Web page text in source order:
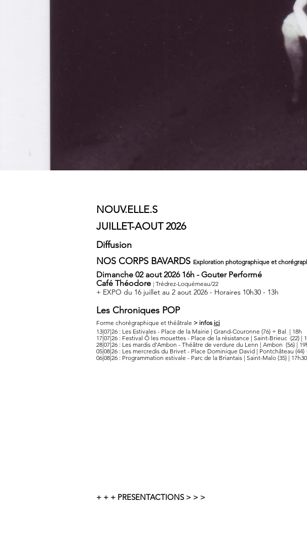
NOUV.ELLE.S
JUILLET-AOUT 2026
Diffusion
NOS CORPS BAVARDS Exploration photographique et
Dimanche 02 aout 2026 16h - Gouter Performé
Café Théodore | Trédrez-Loquémeau/22
+ EXPO du 16 juillet au 2 aout 2026 - Horaires 10h30 - 13h
Les Chroniques POP
Forme chorégraphique et théâtrale > infos ici
13|07|26 : Les Estivales - Place de la Mairie | Grand-Couronne (76) + Bal | 18h
17|07|26 : Festival Ô les mouettes - Place de la résistance | Saint-Brieuc (22) |
28|07|26 : Les mardis d'Ambon - Théâtre de verdure du Lenn | Ambon (56) |
05|08|26 : Les mercredis du Brivet - Place Dominique David | Pontchâteau (44)
06|08|26 : Programmation estivale - Parc de la Briantais | Saint-Malo (35) | 17h30​
+ + + PRESENTACTIONS > > >